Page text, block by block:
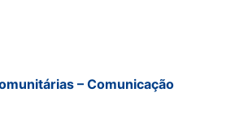
– Comunicação